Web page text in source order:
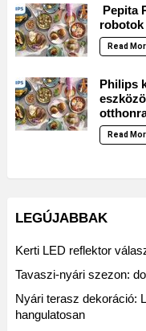
Pepita
robotok
Read
Philips
Read
LEGÚJABBAK
Kerti LED reflektor
Tavaszi-nyári szezon:
Nyári terasz dekoráció:
hangulatosan